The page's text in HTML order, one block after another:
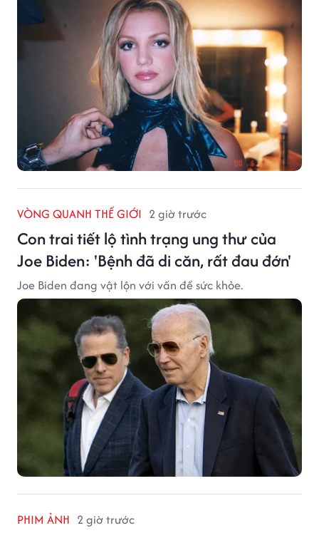
VÒNG QUANH THẾ GIỚI 2 giờ trước
Con trai tiết lộ tình trạng ung thư của
Joe Biden: 'Bệnh đã di căn, rất đau đớn'
Joe Biden đang vật lộn với vấn đề sức khỏe.
PHIM ẢNH 2 giờ trước